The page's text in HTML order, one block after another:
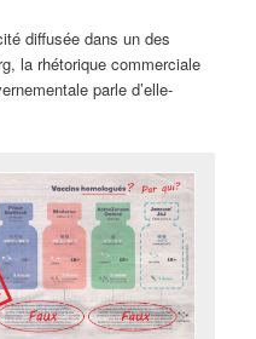
diffusée dans un des
la rhétorique commerciale
parle d’elle-